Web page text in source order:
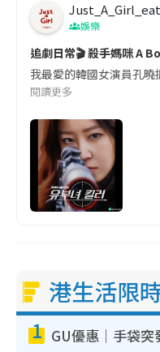
娛樂
追劇日常🎬 殺手媽咪 A
我最愛的韓國女演員孔
閱讀更多
港生活限
1